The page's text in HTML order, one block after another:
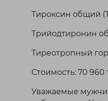
Тироксин общий
Трийодтиронин
Тиреотропный
Стоимость: 70 960
Уважаемые